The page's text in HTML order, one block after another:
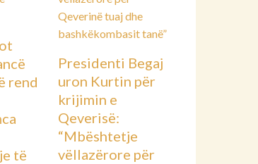
rend
të
Presidenti Begaj
uron Kurtin për
krijimin e
Qeverisë:
“Mbështetje
vëllazërore për